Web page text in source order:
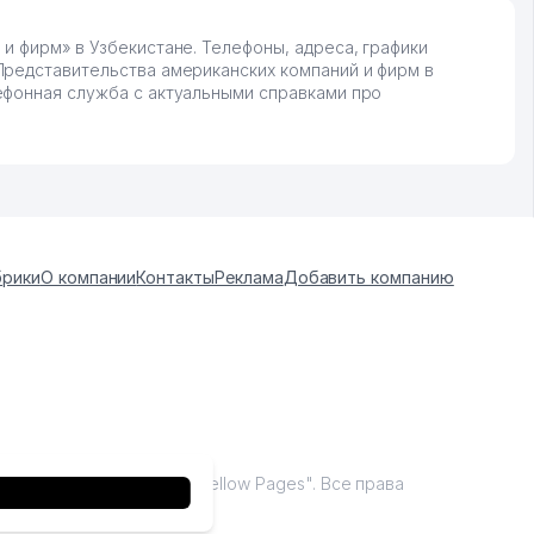
фирм» в Узбекистане. Телефоны, адреса, графики
американских компаний и фирм в
служба с актуальными справками про
О компанииКонтактыРекламаДобавить компанию
2009 - 2026 / ООО "Yellow Pages". Все права